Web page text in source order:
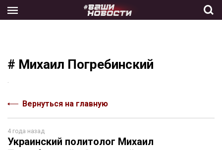
the
# Михаил Погребинский
Вернуться на главную
4 года назад
Украинский политолог Михаил